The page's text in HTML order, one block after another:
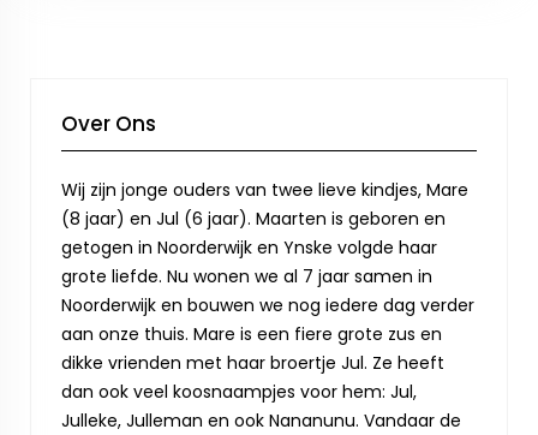
Over Ons
Wij zijn jonge ouders van twee lieve kindjes, Mare
(8 jaar) en Jul (6 jaar). Maarten is geboren en
getogen in Noorderwijk en Ynske volgde haar
grote liefde. Nu wonen we al 7 jaar samen in
Noorderwijk en bouwen we nog iedere dag verder
aan onze thuis. Mare is een fiere grote zus en
dikke vrienden met haar broertje Jul. Ze heeft
dan ook veel koosnaampjes voor hem: Jul,
Julleke, Julleman en ook Nananunu. Vandaar de